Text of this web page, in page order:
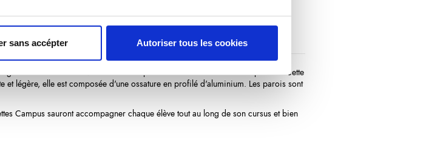
sans accépter Autoriser tous les cookies
les tranchants de vos couteaux et permettent leur immobilisation parfaite. Cette
légère, elle est composée d'une ossature en profilé d'aluminium. Les parois sont
Campus sauront accompagner chaque élève tout au long de son cursus et bien